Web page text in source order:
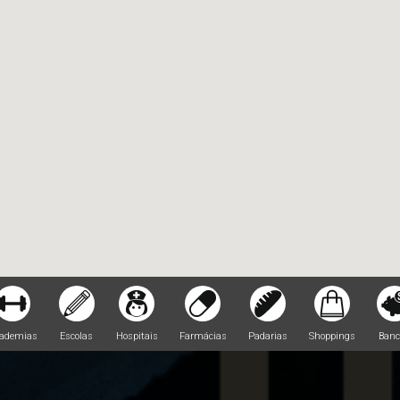
Escolas Hospitais Farmácias Padarias Shoppings